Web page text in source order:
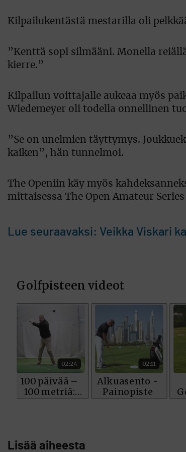
Kilpailukentästä mestarilla oli
”Kenttä sopi silmääni. Monella
kierre.”
Kilpailun voittajalle aukeaa myös
Wiedemeyer oli todella onnellinen
”Se on unelmien täyttymys.
kaiken”, hän tunnelmoi.
The Openiin käy myös
mittaisessa The Open Amateur
Lue seuraavaksi: Veikka Viskari
Lisää aiheesta